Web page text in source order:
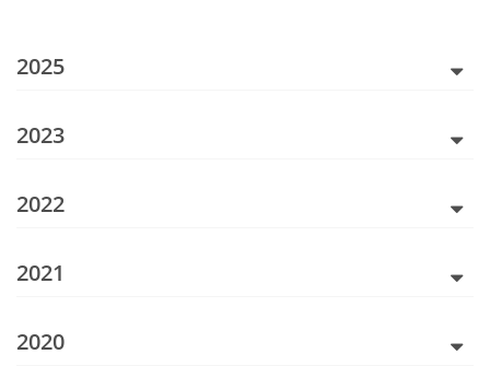
2025
2023
2022
2021
2020